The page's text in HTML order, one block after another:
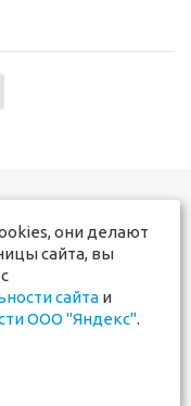
50
00
они делают
сайта, вы
сайтаи
ООО "Яндекс".